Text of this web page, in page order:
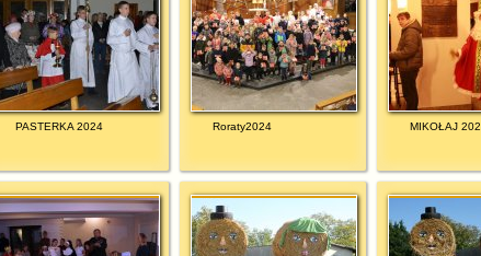
PASTERKA 2024 Roraty2024 MIKOŁAJ